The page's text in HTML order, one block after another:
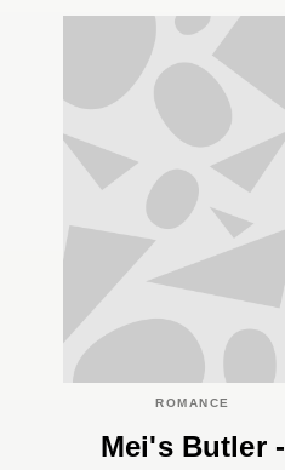
ROMANCE
Mei's Butler -